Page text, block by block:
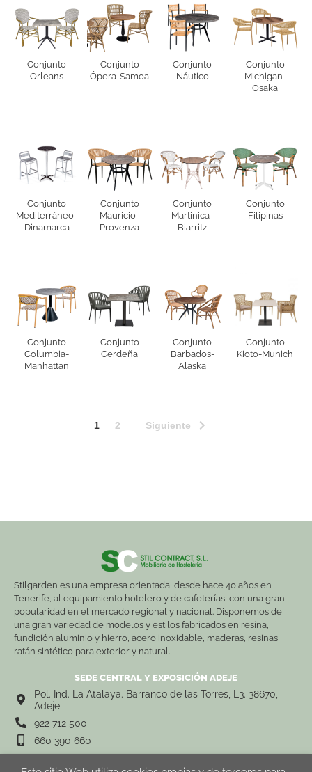
Conjunto
Orleans
Conjunto
Ópera-Samoa
Conjunto
Náutico
Conjunto
Michigan-
Osaka
Conjunto
Mediterráneo-
Dinamarca
Conjunto
Mauricio-
Provenza
Conjunto
Martinica-
Biarritz
Conjunto
Filipinas
Conjunto
Columbia-
Manhattan
Conjunto
Cerdeña
Conjunto
Barbados-
Alaska
Conjunto
Kioto-Munich
1 2 Siguiente
Stilgarden es una empresa orientada, desde hace 40 años en
Tenerife, al equipamiento hotelero y de cafeterías, con una gran
popularidad en el mercado regional y nacional. Disponemos de
una gran variedad de modelos y estilos fabricados en resina,
fundición aluminio y hierro, acero inoxidable, maderas, resinas,
ratán sintético para exterior y natural.
SEDE CENTRAL Y EXPOSICIÓN ADEJE
Pol. Ind. La Atalaya. Barranco de las Torres, L3. 38670,
Adeje
922 712 500
660 390 660